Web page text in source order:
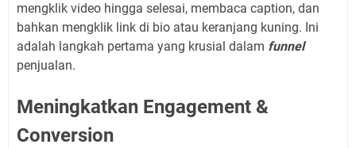
mengklik video hingga selesai, membaca caption, dan
bahkan mengklik link di bio atau keranjang kuning. Ini
adalah langkah pertama yang krusial dalam funnel
penjualan.
Meningkatkan Engagement &
Conversion